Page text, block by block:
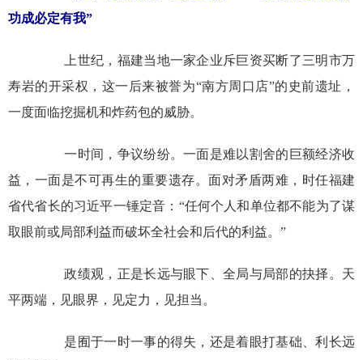
功成必定有我”
上世纪，福建当地一家企业斥巨资买断了三明市万
寿岩的开采权，这一后来被誉为“南方周口店”的史前遗址，
一度面临挖掘机和炸药包的威胁。
一时间，争议纷纷。一面是难以割舍的巨额经济收
益，一面是不可再生的重要遗存。面对矛盾两难，时任福建
省代省长的习近平一锤定音：“任何个人和单位都不能为了谋
取眼前或局部利益而破坏全社会和后代的利益。”
政绩观，正是长远与眼下、全局与局部的抉择。天
平两端，见眼界，见定力，见担当。
是囿于一时一事的得失，还是着眼打基础、利长远